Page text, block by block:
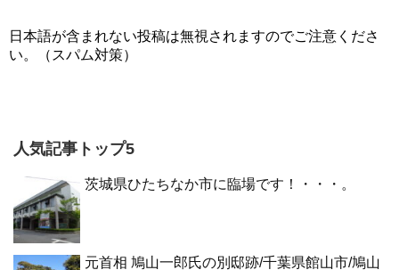
日本語が含まれない投稿は無視されますのでご注意くださ
い。（スパム対策）
人気記事トップ5
茨城県ひたちなか市に臨場です！・・・。
元首相 鳩山一郎氏の別邸跡/千葉県館山市/鳩山